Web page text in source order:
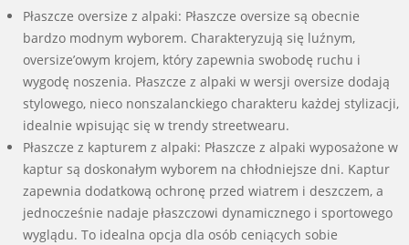
Płaszcze oversize z alpaki: Płaszcze oversize są obecnie
bardzo modnym wyborem. Charakteryzują się luźnym,
oversize’owym krojem, który zapewnia swobodę ruchu i
wygodę noszenia. Płaszcze z alpaki w wersji oversize dodają
stylowego, nieco nonszalanckiego charakteru każdej stylizacji,
idealnie wpisując się w trendy streetwearu.
Płaszcze z kapturem z alpaki: Płaszcze z alpaki wyposażone w
kaptur są doskonałym wyborem na chłodniejsze dni. Kaptur
zapewnia dodatkową ochronę przed wiatrem i deszczem, a
jednocześnie nadaje płaszczowi dynamicznego i sportowego
wyglądu. To idealna opcja dla osób ceniących sobie